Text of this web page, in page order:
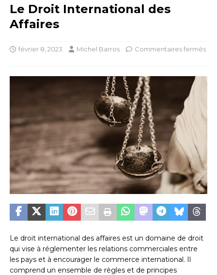
Le Droit International des
Affaires
février 8, 2023 Michel Barros Commentaires fermés
Le droit international des affaires est un domaine de droit
qui vise à réglementer les relations commerciales entre
les pays et à encourager le commerce international. Il
comprend un ensemble de règles et de principes